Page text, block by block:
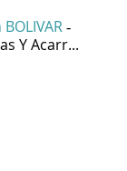
-
Y Acarr...